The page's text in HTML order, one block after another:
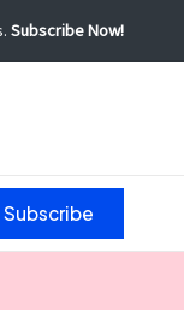
Subscribe Now!
Subscribe